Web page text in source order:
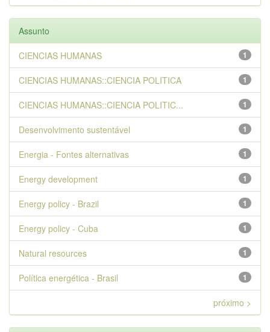
Assunto
1
CIENCIAS HUMANAS
1
CIENCIAS HUMANAS::CIENCIA POLITICA
1
CIENCIAS HUMANAS::CIENCIA POLITIC...
1
Desenvolvimento sustentável
1
Energia - Fontes alternativas
1
Energy development
1
Energy policy - Brazil
1
Energy policy - Cuba
1
Natural resources
1
Política energética - Brasil
próximo >